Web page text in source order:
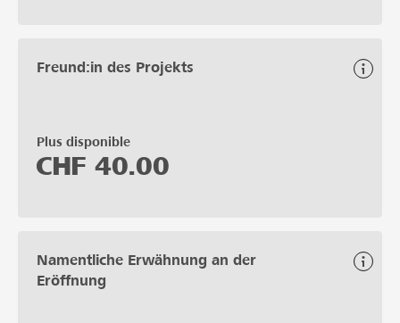
Freund:in des Projekts
Plus disponible
CHF 40.00
Namentliche Erwähnung an der
Eröffnung